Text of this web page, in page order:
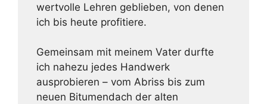
wertvolle Lehren geblieben, von denen
ich bis heute profitiere.
Gemeinsam mit meinem Vater durfte
ich nahezu jedes Handwerk
ausprobieren – vom Abriss bis zum
neuen Bitumendach der alten